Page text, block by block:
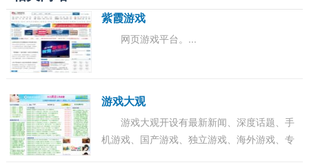
紫霞游戏
网页游戏平台。...
游戏大观
游戏大观开设有最新新闻、深度话题、手
机游戏、国产游戏、独立游戏、海外游戏、专